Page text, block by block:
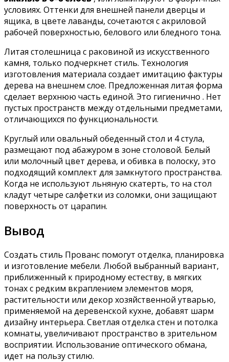
условиях. Оттенки для внешней панели дверцы и
ящика, в цвете лаванды, сочетаются с акриловой
рабочей поверхностью, белового или бледного тона.
Литая столешница с раковиной из искусственного
камня, только подчеркнет стиль. Технология
изготовления материала создает имитацию фактуры
дерева на внешнем слое. Предложенная литая форма
сделает верхнюю часть единой. Это гигиенично . Нет
пустых пространств между отдельными предметами,
отличающихся по функциональности.
Круглый или овальный обеденный стол и 4 стула,
размещают под абажуром в зоне столовой. Белый
или молочный цвет дерева, и обивка в полоску, это
подходящий комплект для замкнутого пространства.
Когда не используют льняную скатерть, то на стол
кладут четыре салфетки из соломки, они защищают
поверхность от царапин.
Вывод
Создать стиль Прованс помогут отделка, планировка
и изготовление мебели. Любой выбранный вариант,
приближенный к природному естеству, в мягких
тонах с редким вкраплением элементов моря,
растительности или декор хозяйственной утварью,
применяемой на деревенской кухне, добавят шарм
дизайну интерьера. Светлая отделка стен и потолка
комнаты, увеличивают пространство в зрительном
восприятии. Использование оптического обмана,
идет на пользу стилю.